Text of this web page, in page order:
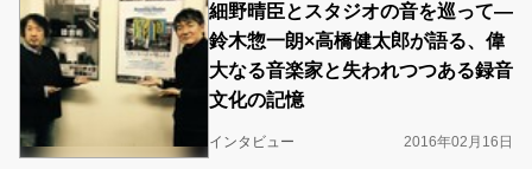
細野晴臣とスタジオの音を巡って―
鈴木惣一朗×高橋健太郎が語る、偉
大なる音楽家と失われつつある録音
文化の記憶
インタビュー 2016年02月16日